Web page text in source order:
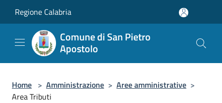
Regione Calabria
Comune di San Pietro
Apostolo
Home > Amministrazione > Aree amministrative >
Area Tributi